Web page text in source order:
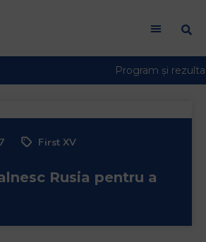
First XV
Rusia pentru a